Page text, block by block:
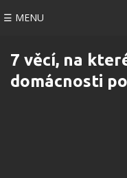
☰ MENU
7 věcí, na
domácnosti